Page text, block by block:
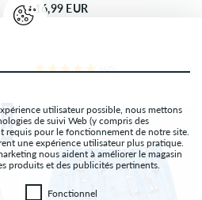
16,99 EUR
(60)
PROMO
utilisateur possible, nous mettons
de suivi Web (y compris des
requis pour le fonctionnement de notre site.
une expérience utilisateur plus pratique.
nous aident à améliorer le magasin
produits et des publicités pertinents.
Fonctionnel
Fonctionnel